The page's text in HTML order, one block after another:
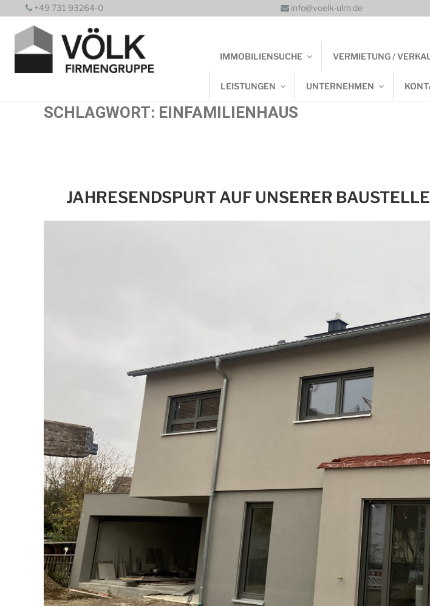
Inhalt
springen
+49 731 93264-0 info@voelk-ulm.de
IMMOBILIENSUCHE VERMIETUNG /
LEISTUNGEN UNTERNEHMEN
SCHLAGWORT: EINFAMILIENHAUS
JAHRESENDSPURT AUF UNSERER